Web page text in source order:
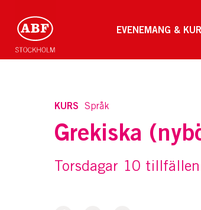
EVENEMANG &
KURS Språk
Grekiska
Torsdagar 10 tillfällen